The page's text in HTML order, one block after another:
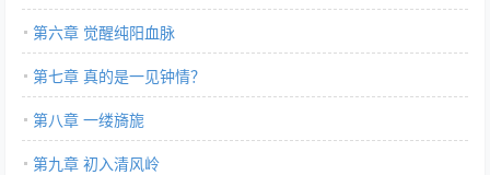
第六章 觉醒纯阳血脉
第七章 真的是一见钟情？
第八章 一缕旖旎
第九章 初入清风岭